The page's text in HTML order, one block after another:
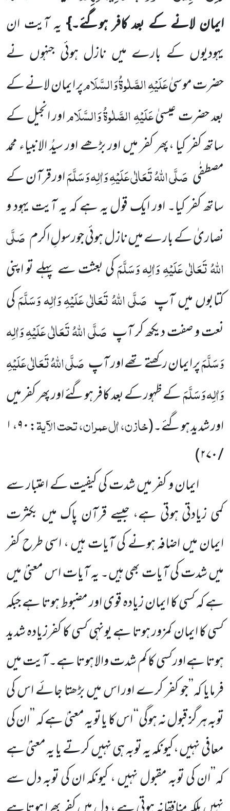
ایمان لانے کے بعد کافر ہوگئے۔} یہ آیت ان
یہودیوں کے بارے میں نازل ہوئی جنہوں نے
حضرت موسیٰعَلَیْہِ الصَّلٰوۃُ وَالسَّلَامپر ایمان لانے کے
بعد حضرت عیسیٰعَلَیْہِ الصَّلٰوۃُ وَالسَّلَاماور انجیل کے
ساتھ کفر کیا ،پھر کفر میں اور بڑھے اور سیدُ الانبیاء محمد
مصطفٰی صَلَّی اللہُ تَعَالٰی عَلَیْہِ وَاٰلِہ وَسَلَّمَاور قرآن کے
ساتھ کفر کیا۔ اور ایک قول یہ ہے کہ یہ آیت یہود و
نصاریٰ کے بارے میں نازل ہوئی جورسولِ اکرمصَلَّی
اللہُ تَعَالٰی عَلَیْہِ وَاٰلِہ وَسَلَّمَکی بعثت سے پہلے تو اپنی
کتابوں میں آپ صَلَّی اللہُ تَعَالٰی عَلَیْہِ وَاٰلِہ وَسَلَّمَکی
نعت و صفت دیکھ کر آپ صَلَّی اللہُ تَعَالٰی عَلَیْہِ وَاٰلِہ
وَسَلَّمَپر ایمان رکھتے تھے اور آپصَلَّی اللہُ تَعَالٰی عَلَیْہِ
وَاٰلِہ وَسَلَّمَکے ظہور کے بعد کافر ہوگئے اور پھر کفر میں
اور شدید ہوگئے۔(خازن، اٰل عمران، تحت الآیۃ
: ۹۰، ۱
/ ۲۷۰)
ایمان و کفر میں شدت کی کیفیت کے اعتبار سے
کمی زیادتی ہوتی ہے، جیسے قرآن پاک میں بکثرت
ایمان میں اضافہ ہونے کی آیات ہیں ، اسی طرح کفر
میں شدت کی آیات بھی ہیں۔ یہ آیات اس معنیٰ میں
ہے کہ کسی کا ایمان زیادہ قوی اور مضبوط ہوتا ہے جبکہ
کسی کا ایمان کمزور ہوتا ہے یونہی کسی کا کفرزیادہ شدید
ہوتا ہے اورکسی کا کم شدت والا ہوتا ہے۔ آیت میں
فرمایا کہ’’جو کفر کرے اور اس میں بڑھتا جائے اس کی
توبہ ہرگز قبول نہ ہوگی‘‘ اس کا یاتو یہ معنیٰ ہے کہ ’’ان کی
معافی نہیں ،کیونکہ یہ توبہ ہی نہیں کرتے یا یہ معنیٰ ہے
کہ’’ان کی توبہ مقبول نہیں ، کیونکہ ان کی توبہ دل سے